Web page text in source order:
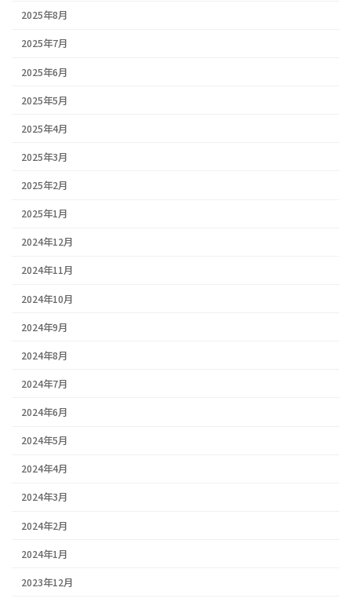
2025年8月
2025年7月
2025年6月
2025年5月
2025年4月
2025年3月
2025年2月
2025年1月
2024年12月
2024年11月
2024年10月
2024年9月
2024年8月
2024年7月
2024年6月
2024年5月
2024年4月
2024年3月
2024年2月
2024年1月
2023年12月